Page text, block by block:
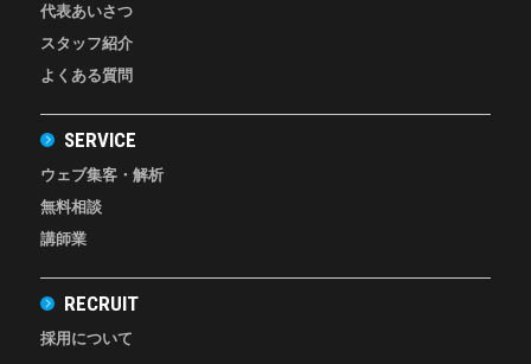
代表あいさつ
スタッフ紹介
よくある質問
SERVICE
ウェブ集客・解析
無料相談
講師業
RECRUIT
採用について